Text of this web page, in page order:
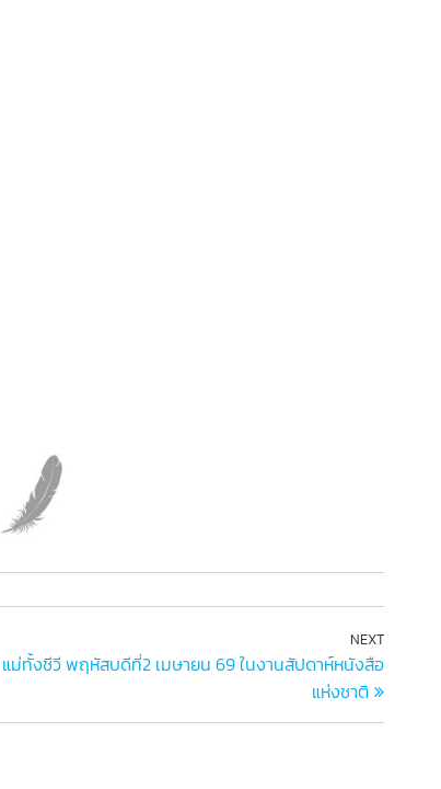
NEXT
ม่ทั้งชีวี พฤหัสบดีที่2 เมษายน 69 ในงานสัปดาห์หนังสือ
แห่งชาติ